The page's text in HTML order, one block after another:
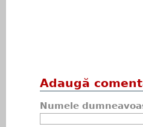
Adaugă
Numele